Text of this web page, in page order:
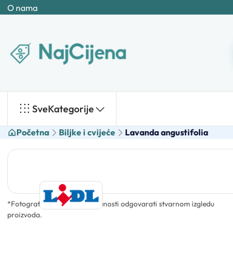
O nama
SveKategorije
Početna Biljke i cvijeće Lavanda angustifolia
*Fotografija ne mora u potpunosti odgovarati stvarnom izgledu
proizvoda.